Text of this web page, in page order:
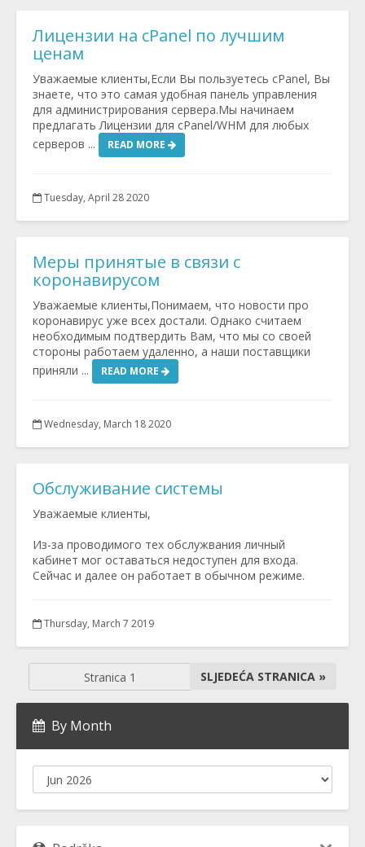
Лицензии на cPanel по лучшим
ценам
Уважаемые клиенты,Если Вы пользуетесь cPanel, Вы
знаете, что это самая удобная панель управления
для администрирования сервера.Мы начинаем
предлагать Лицензии для cPanel/WHM для любых
серверов ...
READ MORE
Tuesday, April 28 2020
Меры принятые в связи с
коронавирусом
Уважаемые клиенты,Понимаем, что новости про
коронавирус уже всех достали. Однако считаем
необходимым подтвердить Вам, что мы со своей
стороны работаем удаленно, а наши поставщики
приняли ...
READ MORE
Wednesday, March 18 2020
Обслуживание системы
Уважаемые клиенты,
Из-за проводимого тех обслужвания личный
кабинет мог оставаться недоступен для входа.
Сейчас и далее он работает в обычном режиме.
Thursday, March 7 2019
SLJEDEĆA STRANICA »
By Month